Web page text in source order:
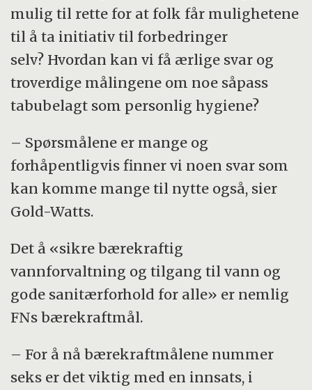
mulig til rette for at folk får mulighetene
til å ta initiativ til forbedringer
selv? Hvordan kan vi få ærlige svar og
troverdige målingene om noe såpass
tabubelagt som personlig hygiene?
– Spørsmålene er mange og
forhåpentligvis finner vi noen svar som
kan komme mange til nytte også, sier
Gold-Watts.
Det å «sikre bærekraftig
vannforvaltning og tilgang til vann og
gode sanitærforhold for alle» er nemlig
FNs bærekraftmål.
– For å nå bærekraftmålene nummer
seks er det viktig med en innsats, i